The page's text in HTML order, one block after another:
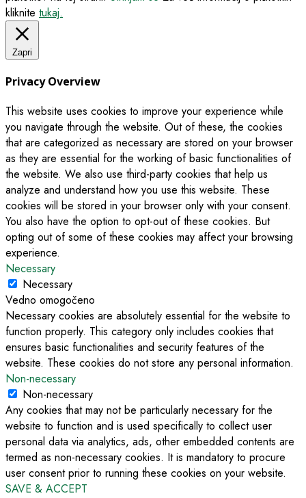
kliknite tukaj.
Zapri
Privacy Overview
This website uses cookies to improve your experience while
you navigate through the website. Out of these, the cookies
that are categorized as necessary are stored on your browser
as they are essential for the working of basic functionalities of
the website. We also use third-party cookies that help us
analyze and understand how you use this website. These
cookies will be stored in your browser only with your consent.
You also have the option to opt-out of these cookies. But
opting out of some of these cookies may affect your browsing
experience.
Necessary
Necessary
Vedno omogočeno
Necessary cookies are absolutely essential for the website to
function properly. This category only includes cookies that
ensures basic functionalities and security features of the
website. These cookies do not store any personal information.
Non-necessary
Non-necessary
Any cookies that may not be particularly necessary for the
website to function and is used specifically to collect user
personal data via analytics, ads, other embedded contents are
termed as non-necessary cookies. It is mandatory to procure
user consent prior to running these cookies on your website.
SAVE & ACCEPT